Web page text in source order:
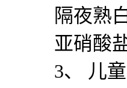
隔夜熟
亚硝酸
3、 儿